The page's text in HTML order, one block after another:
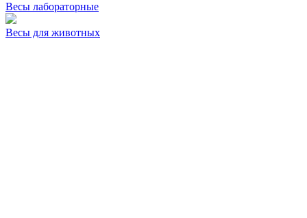
Весы лабораторные
Весы для животных